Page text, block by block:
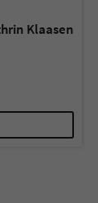
Klaasen